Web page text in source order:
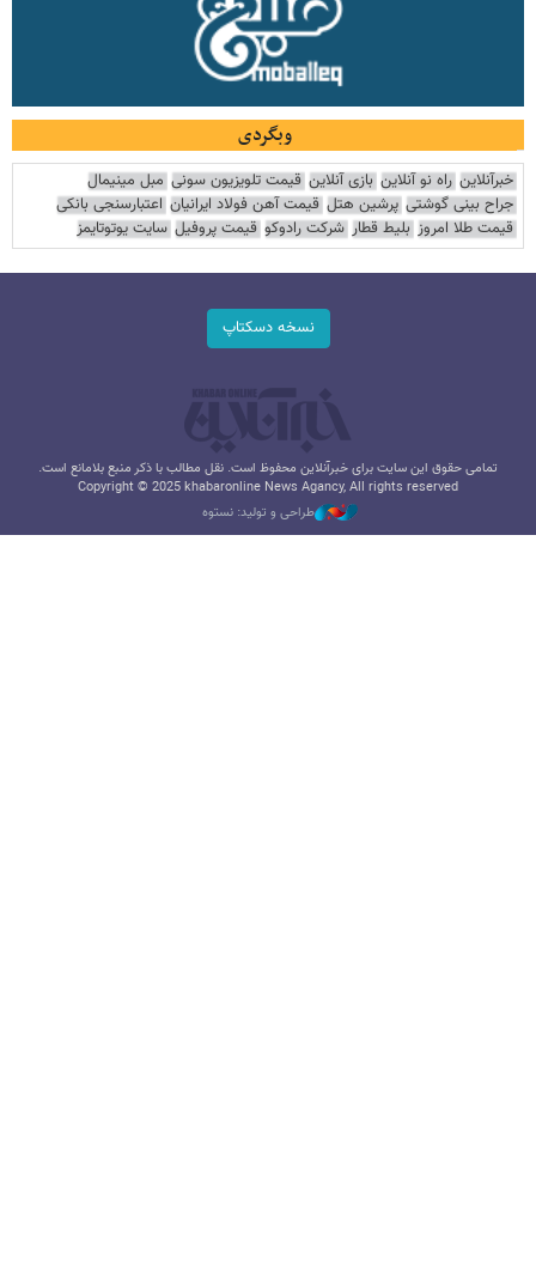
وبگردی
خبرآنلاین راه نو آنلاین بازی آنلاین قیمت تلویزیون سونی مبل مینیمال
جراح بینی گوشتی پرشین هتل قیمت آهن فولاد ایرانیان اعتبارسنجی بانکی
قیمت طلا امروز بلیط قطار شرکت رادوکو قیمت پروفیل سایت یوتوتایمز
نسخه دسکتاپ
تمامی حقوق این سایت برای خبرآنلاین محفوظ است. نقل مطالب با ذکر منبع بلامانع است.
Copyright © 2025 khabaronline News Agancy, All rights reserved
طراحی و تولید: نستوه